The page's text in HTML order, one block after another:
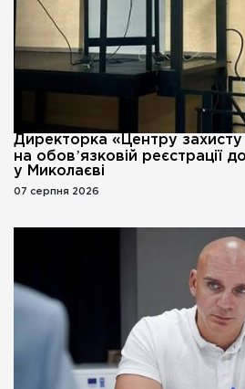
Директорка «Центру
на обовʼязковій реєстрації
у Миколаєві
07 серпня 2026